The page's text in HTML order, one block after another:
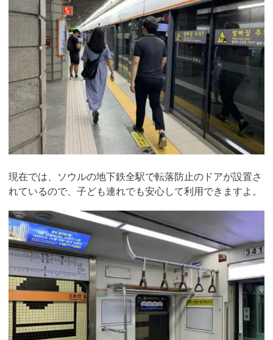
現在では、ソウルの地下鉄全駅で転落防止のドアが設置さ
れているので、子ども連れでも安心して利用できますよ。